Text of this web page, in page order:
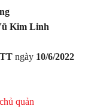
Kim Linh
ngày 10/6/2022
quản